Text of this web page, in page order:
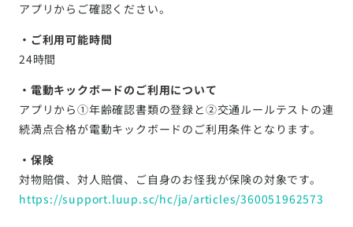
アプリからご確認ください。
・ご利用可能時間
24時間
・電動キックボードのご利用について
アプリから①年齢確認書類の登録と②交通ルールテストの連
続満点合格が電動キックボードのご利用条件となります。
・保険
対物賠償、対人賠償、ご自身のお怪我が保険の対象です。
https://support.luup.sc/hc/ja/articles/360051962573